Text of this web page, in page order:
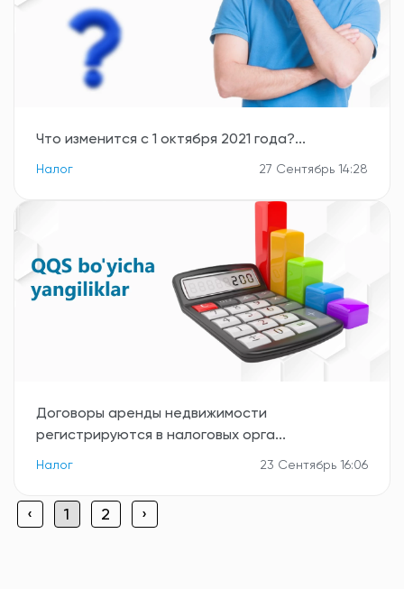
Что изменится с 1 октября 2021 года?...
Налог 27 Сентябрь 14:28
Договоры аренды недвижимости
регистрируются в налоговых орга...
Налог 23 Сентябрь 16:06
‹ 1 2 ›